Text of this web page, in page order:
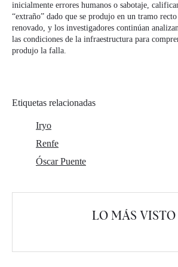
inicialmente errores humanos o sabotaje,
“extraño” dado que se produjo en un tramo
renovado, y los investigadores continúan
las condiciones de la infraestructura para
produjo la falla.
Etiquetas relacionadas
Iryo
Renfe
Óscar Puente
LO MÁS VISTO